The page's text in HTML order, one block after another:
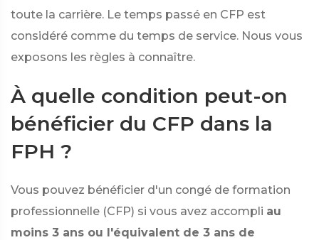
toute la carrière. Le temps passé en CFP est
considéré comme du temps de service. Nous vous
exposons les règles à connaître.
À quelle condition peut-on
bénéficier du CFP dans la
FPH ?
Vous pouvez bénéficier d'un congé de formation
professionnelle (CFP) si vous avez accompli au
moins 3 ans ou l'équivalent de 3 ans de